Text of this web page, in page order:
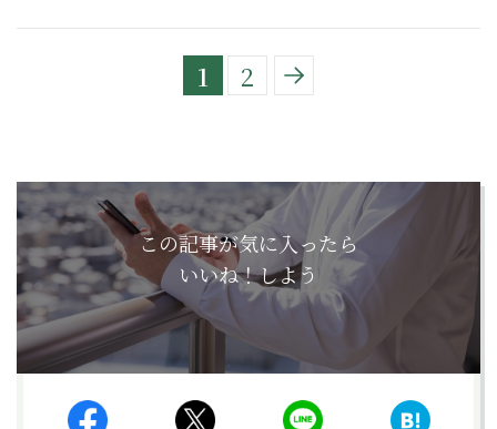
1 2
この記事が気に入ったら
いいね！しよう